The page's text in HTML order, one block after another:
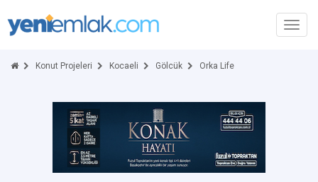
Konut Projeleri Kocaeli Gölcük Orka Life